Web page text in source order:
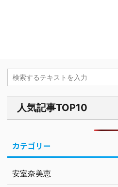
人気記事TOP10
カテゴリー
安室奈美恵